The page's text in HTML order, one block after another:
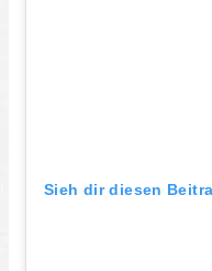
Sieh dir diesen